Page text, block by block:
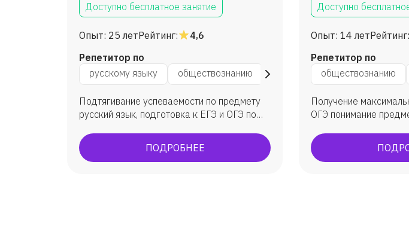
Доступно бесплатное занятие
Опыт: 25 летРейтинг:
4,6
Репетитор по
русскому языку
обществознанию литературе
Подтягивание успеваемости по предмету
русский язык, подготовка к ЕГЭ и ОГЭ по
ВПР по русскому языку. Мои выпускники
показали средний балл ЕГЭ по русскому
ПОДРОБНЕЕ
Доступно
Опыт: 14 летРейтинг:
Репетитор по
обществознанию
Получение
ОГЭ понимание предмета, как личного
заново Средний балл 70 и выше, есть
ученики получившие